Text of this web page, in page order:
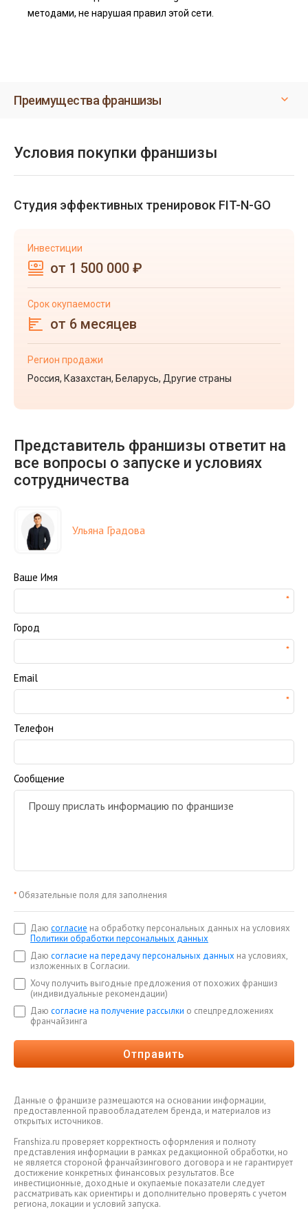
методами, не нарушая правил этой сети.
Преимущества франшизы
Условия покупки франшизы
Студия эффективных тренировок FIT-N-GO
Инвестиции
от 1 500 000 ₽
Срок окупаемости
от 6 месяцев
Регион продажи
Россия, Казахстан, Беларусь, Другие страны
Представитель франшизы ответит на
все вопросы о запуске и условиях
сотрудничества
Ульяна Градова
Ваше Имя
Город
Email
Телефон
Сообщение
* Обязательные поля для заполнения
Даю согласие на обработку персональных данных на условиях
Политики обработки персональных данных
Даю согласие на передачу персональных данных на условиях,
изложенных в Согласии.
Хочу получить выгодные предложения от похожих франшиз
(индивидуальные рекомендации)
Даю согласие на получение рассылки о спецпредложениях
франчайзинга
Отправить
Данные о франшизе размещаются на основании информации,
предоставленной правообладателем бренда, и материалов из
открытых источников.
Franshiza.ru проверяет корректность оформления и полноту
представления информации в рамках редакционной обработки, но
не является стороной франчайзингового договора и не гарантирует
достижение конкретных финансовых результатов. Все
инвестиционные, доходные и окупаемые показатели следует
рассматривать как ориентиры и дополнительно проверять с учетом
региона, локации и условий запуска.